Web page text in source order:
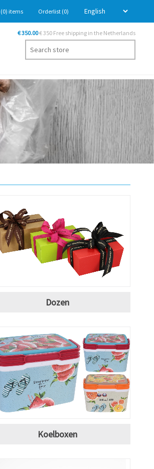
(0) items Orderlist (0)
€ 350.00€ 350 Free shipping in the Netherlands
Dozen
Koelboxen